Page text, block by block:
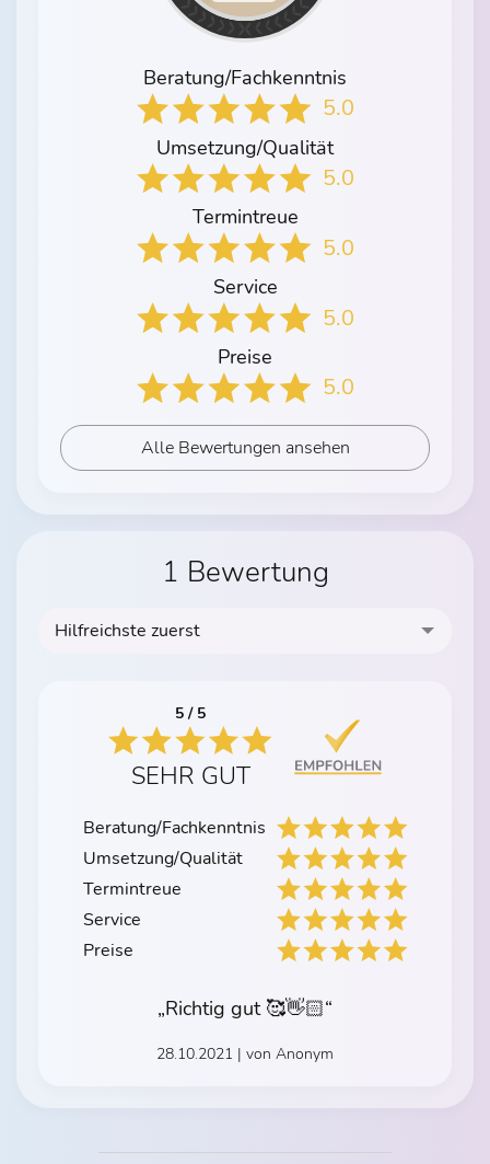
Beratung/Fachkenntnis
5.0
Umsetzung/Qualität
5.0
Termintreue
5.0
Service
5.0
Preise
5.0
Alle Bewertungen ansehen
1 Bewertung
Hilfreichste zuerst
5 / 5
SEHR GUT
Beratung/Fachkenntnis
Umsetzung/Qualität
Termintreue
Service
Preise
„Richtig gut 🥰👋🏻“
28.10.2021 | von Anonym